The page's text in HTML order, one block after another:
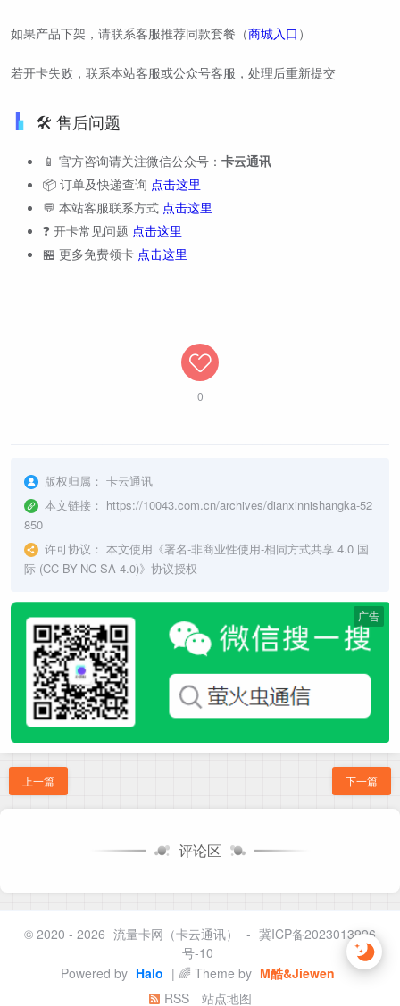
如果产品下架，请联系客服推荐同款套餐（商城入口 ）
若开卡失败，联系本站客服或公众号客服，处理后重新提交
🛠️ 售后问题
📱 官方咨询请关注微信公众号： 卡云通讯
📦 订单及快递查询 点击这里
💬 本站客服联系方式 点击这里
❓ 开卡常见问题 点击这里
🏪 更多免费领卡 点击这里
0
版权归属： 卡云通讯
本文链接： https://10043.com.cn/archives/dianxinnishangka-52
850
许可协议： 本文使用《署名-非商业性使用-相同方式共享 4.0 国
际 (CC BY-NC-SA 4.0)》协议授权
广告
上一篇 下一篇
评论区
© 2020 - 2026 流量卡网（卡云通讯） - 冀ICP备2023013996
号-10
Powered by Halo | 🌈 Theme by M酷&Jiewen
RSS
站点地图